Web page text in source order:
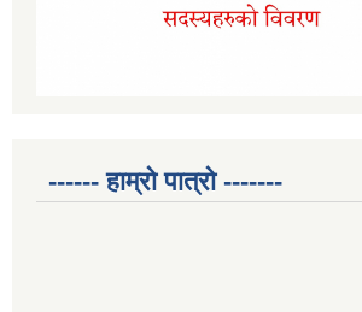
------ हाम्रो पात्रो -------